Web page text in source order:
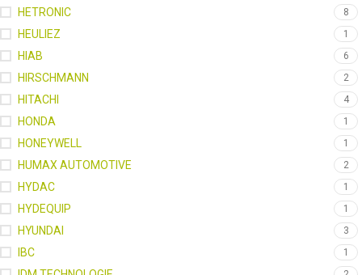
HETRONIC 8
HEULIEZ 1
HIAB 6
HIRSCHMANN 2
HITACHI 4
HONDA 1
HONEYWELL 1
HUMAX AUTOMOTIVE 2
HYDAC 1
HYDEQUIP 1
HYUNDAI 3
IBC 1